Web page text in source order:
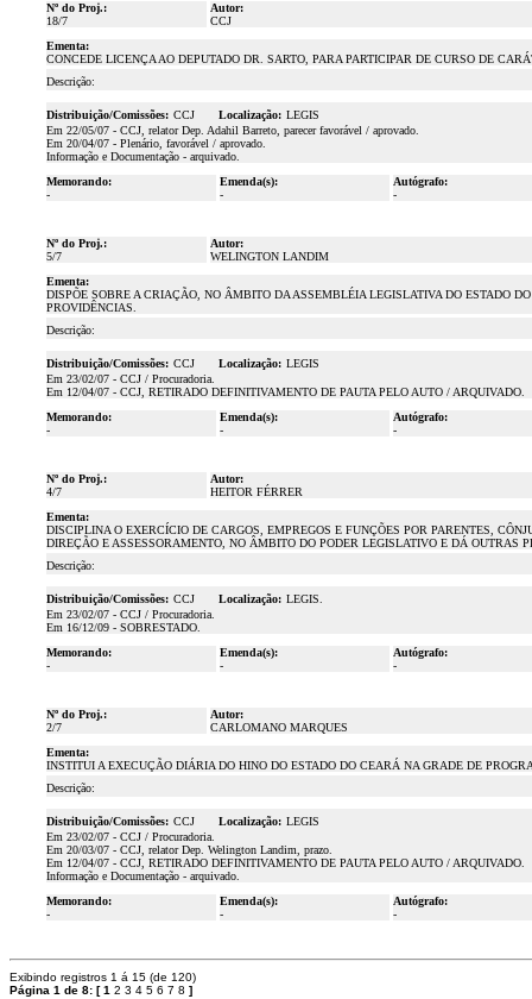
Nº do Proj.:
18/7
Autor:
CCJ
Ementa:
CONCEDE LICENÇA AO DEPUTADO DR. SARTO, PARA PARTICIPAR DE CURSO DE
Descrição:
Distribuição/Comissões: CCJ Localização: LEGIS
Em 22/05/07 - CCJ, relator Dep. Adahil Barreto, parecer favorável / aprovado.
Em 20/04/07 - Plenário, favorável / aprovado.
Informação e Documentação - arquivado.
Memorando:
-
Emenda(s):
-
Autógrafo:
-
Nº do Proj.:
5/7
Autor:
WELINGTON LANDIM
Ementa:
DISPÕE SOBRE A CRIAÇÃO, NO ÂMBITO DA ASSEMBLÉIA LEGISLATIVA DO ESTADO
PROVIDÊNCIAS.
Descrição:
Distribuição/Comissões: CCJ Localização: LEGIS
Em 23/02/07 - CCJ / Procuradoria.
Em 12/04/07 - CCJ, RETIRADO DEFINITIVAMENTO DE PAUTA PELO AUTO / ARQUIVADO.
Memorando:
-
Emenda(s):
-
Autógrafo:
-
Nº do Proj.:
4/7
Autor:
HEITOR FÉRRER
Ementa:
DISCIPLINA O EXERCÍCIO DE CARGOS, EMPREGOS E FUNÇÕES POR PARENTES,
DIREÇÃO E ASSESSORAMENTO, NO ÂMBITO DO PODER LEGISLATIVO E DÁ OUTRAS
Descrição:
Distribuição/Comissões: CCJ Localização: LEGIS.
Em 23/02/07 - CCJ / Procuradoria.
Em 16/12/09 - SOBRESTADO.
Memorando:
-
Emenda(s):
-
Autógrafo:
-
Nº do Proj.:
2/7
Autor:
CARLOMANO MARQUES
Ementa:
INSTITUI A EXECUÇÃO DIÁRIA DO HINO DO ESTADO DO CEARÁ NA GRADE DE
Descrição:
Distribuição/Comissões: CCJ Localização: LEGIS
Em 23/02/07 - CCJ / Procuradoria.
Em 20/03/07 - CCJ, relator Dep. Welington Landim, prazo.
Em 12/04/07 - CCJ, RETIRADO DEFINITIVAMENTO DE PAUTA PELO AUTO / ARQUIVADO.
Informação e Documentação - arquivado.
Memorando:
-
Emenda(s):
-
Autógrafo:
-
Exibindo registros 1 á 15 (de 120)
Página 1 de 8: [1 2 3 4 5 6 7 8 ]